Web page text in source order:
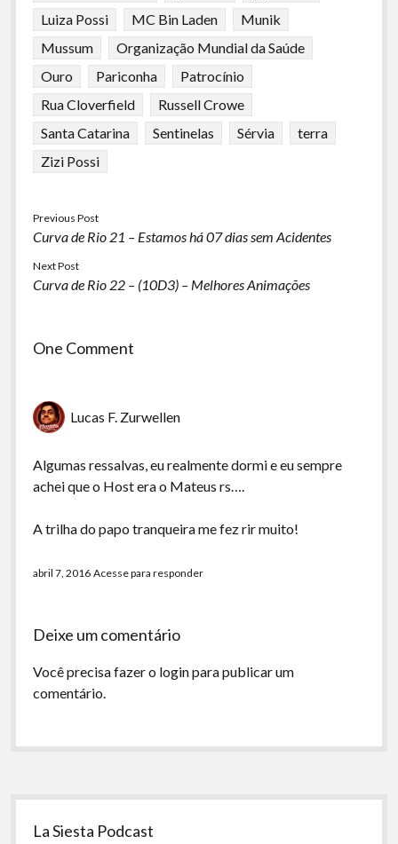
Luiza Possi
MC Bin Laden
Munik
Mussum
Organização Mundial da Saúde
Ouro
Pariconha
Patrocínio
Rua Cloverfield
Russell Crowe
Santa Catarina
Sentinelas Sérvia
terra
Zizi Possi
Previous Post
Curva de Rio 21 – Estamos há 07 dias sem Acidentes
Next Post
Curva de Rio 22 – (10D3) – Melhores Animações
One Comment
Lucas F. Zurwellen
Algumas ressalvas, eu realmente dormi e eu sempre
achei que o Host era o Mateus rs….
A trilha do papo tranqueira me fez rir muito!
abril 7, 2016 Acesse para responder
Deixe um comentário
Você precisa fazer o loginpara publicar um
comentário.
Sidebar
La Siesta Podcast